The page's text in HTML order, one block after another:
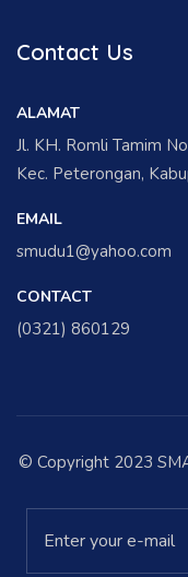
Contact Us
ALAMAT
Jl. KH. Romli Tamim
Kec. Peterongan,
EMAIL
smudu1@yahoo.com
CONTACT
(0321) 860129
© Copyright 2023